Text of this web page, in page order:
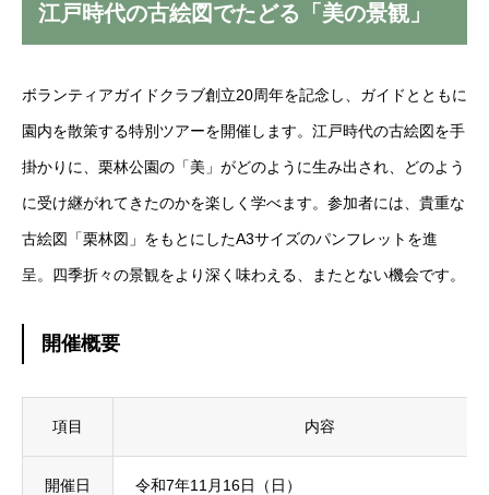
江戸時代の古絵図でたどる「美の景観」
ボランティアガイドクラブ創立20周年を記念し、ガイドとともに
園内を散策する特別ツアーを開催します。江戸時代の古絵図を手
掛かりに、栗林公園の「美」がどのように生み出され、どのよう
に受け継がれてきたのかを楽しく学べます。参加者には、貴重な
古絵図「栗林図」をもとにしたA3サイズのパンフレットを進
呈。四季折々の景観をより深く味わえる、またとない機会です。
開催概要
項目 内容
開催日 令和7年11月16日（日）